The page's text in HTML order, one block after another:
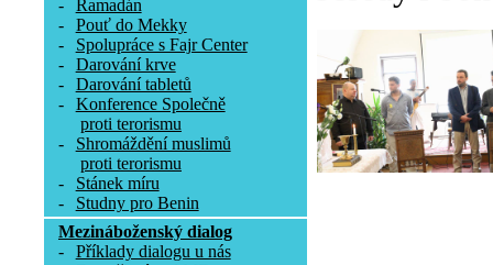
-
Ramadán
-
Pouť do Mekky
-
Spolupráce s Fajr Center
-
Darování krve
-
Darování tabletů
-
Konference Společně
proti terorismu
-
Shromáždění muslimů
proti terorismu
-
Stánek míru
-
Studny pro Benin
Mezináboženský dialog
-
Příklady dialogu u nás